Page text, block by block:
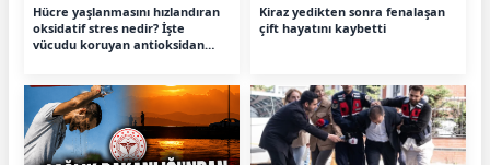
Hücre yaşlanmasını hızlandıran
oksidatif stres nedir? İşte
vücudu koruyan antioksidan
Kiraz yedikten sonra fenalaşan
çift hayatını kaybetti